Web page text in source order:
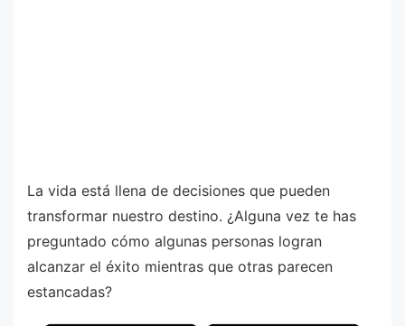
La vida está llena de decisiones que pueden
transformar nuestro destino. ¿Alguna vez te has
preguntado cómo algunas personas logran
alcanzar el éxito mientras que otras parecen
estancadas?